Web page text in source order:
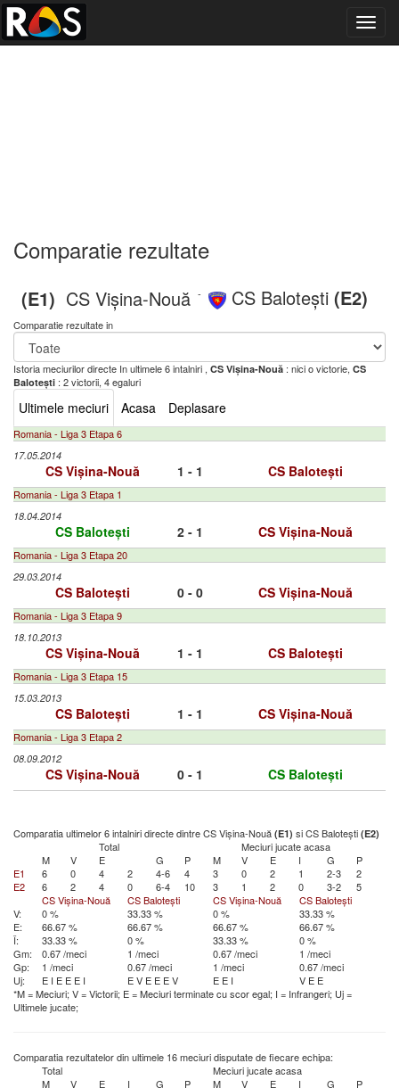
Comparatie rezultate
(E1) CS Vișina-Nouă - CS Balotești (E2)
Comparatie rezultate in
Istoria meciurilor directe In ultimele 6 intalniri , CS Vișina-Nouă : nici o victorie, CS
Balotești : 2 victorii, 4 egaluri
Ultimele meciuri Acasa Deplasare
Romania - Liga 3 Etapa 6
17.05.2014
CS Vișina-Nouă 1 - 1 CS Balotești
Romania - Liga 3 Etapa 1
18.04.2014
CS Balotești 2 - 1 CS Vișina-Nouă
Romania - Liga 3 Etapa 20
29.03.2014
CS Balotești 0 - 0 CS Vișina-Nouă
Romania - Liga 3 Etapa 9
18.10.2013
CS Vișina-Nouă 1 - 1 CS Balotești
Romania - Liga 3 Etapa 15
15.03.2013
CS Balotești 1 - 1 CS Vișina-Nouă
Romania - Liga 3 Etapa 2
08.09.2012
CS Vișina-Nouă 0 - 1 CS Balotești
Comparatia ultimelor 6 intalniri directe dintre CS Vișina-Nouă (E1) si CS Balotești (E2)
Total
Meciuri jucate acasa
M
V E G P M V E I G
P
E1
6 0 4 2 4-6 4 3 0 2 1 2-3
2
E2
6 2 4 0 6-4 10 3 1 2 0 3-2
5
CS Vișina-Nouă
CS Balotești CS Vișina-Nouă
CS Balotești
V:
0 % 33.33 % 0 %
33.33 %
E:
66.67 % 66.67 % 66.67 %
66.67 %
Î:
33.33 % 0 % 33.33 %
0 %
Gm:
0.67 /meci 1 /meci 0.67 /meci
1 /meci
Gp:
1 /meci 0.67 /meci 1 /meci
0.67 /meci
Uj:
E I E E E I EV E E EV E E I V E E
*M = Meciuri; V = Victorii; E = Meciuri terminate cu scor egal; I = Infrangeri; Uj =
Ultimele jucate;
Comparatia rezultatelor din ultimele 16 meciuri disputate de fiecare echipa:
Total
Meciuri jucate acasa
M
V E I G P M V E I G
P